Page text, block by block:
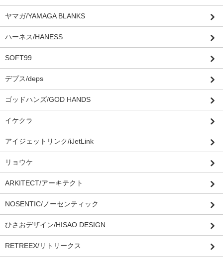
ヤマガ/YAMAGA BLANKS
ハーネス/HANESS
SOFT99
デプス/deps
ゴッドハンズ/GOD HANDS
イケクラ
アイジェットリンク/iJetLink
リョウケ
ARKITECT/アーキテクト
NOSENTIC/ノーセンティック
ひさおデザイン/HISAO DESIGN
RETREEX/リトリークス